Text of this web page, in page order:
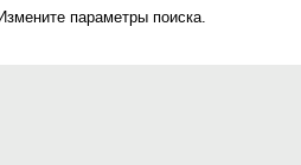
Измените параметры поиска.